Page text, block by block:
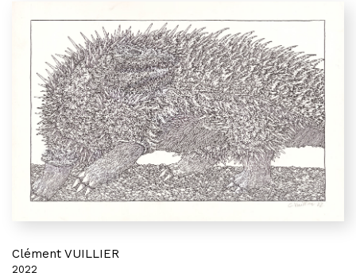
Clément VUILLIER
2022